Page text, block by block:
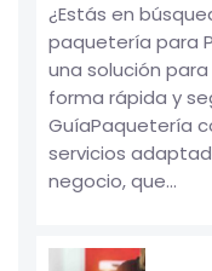
¿Estás en
paquetería para
una solución
forma rápida y
GuíaPaquetería
servicios
negocio, que...